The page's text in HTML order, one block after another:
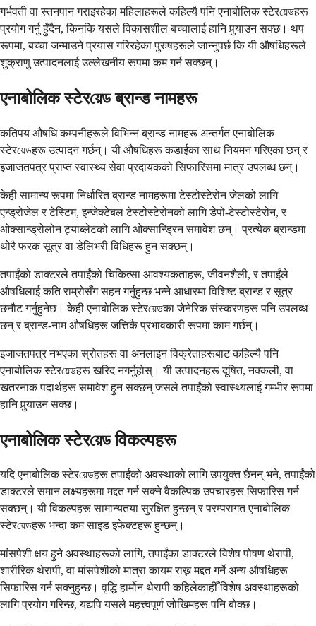
गर्भवती वा स्तनपान गराइरहेका महिलाहरूले कहिल्यै पनि एनाबोलिक स्टेरয়েডहरू
प्रयोग गर्नु हुँदैन, किनकि यसले विकासशील बच्चालाई हानि पुर्‍याउन सक्छ। थप
रूपमा, बच्चा जन्माउने प्रयास गरिरहेका पुरुषहरूले जान्नुपर्छ कि यी औषधिहरूले
शुक्राणु उत्पादनलाई उल्लेखनीय रूपमा कम गर्न सक्छन्।
एनाबोलिक स्टेरয়েড ब्रान्ड नामहरू
कतिपय औषधि कम्पनीहरूले विभिन्न ब्रान्ड नामहरू अन्तर्गत एनाबोलिक
स्टेरয়েডहरू उत्पादन गर्छन्। यी औषधिहरू कडाईका साथ नियमन गरिएका छन् र
इजाजतपत्र प्राप्त स्वास्थ्य सेवा प्रदायकको सिफारिसमा मात्र उपलब्ध छन्।
केही सामान्य रूपमा निर्धारित ब्रान्ड नामहरूमा टेस्टोस्टेरोन जेलको लागि
एन्ड्रोजेल र टेस्टिम, इन्जेक्टेबल टेस्टोस्टेरोनको लागि डेपो-टेस्टोस्टेरोन, र
ओक्सान्ड्रोलोन ट्याब्लेटको लागि ओक्सान्ड्रिन समावेश छन्। प्रत्येक ब्रान्डमा
थोरै फरक सूत्र वा डेलिभरी विधिहरू हुन सक्छन्।
तपाईंको डाक्टरले तपाईंको चिकित्सा आवश्यकताहरू, जीवनशैली, र तपाईंले
औषधिलाई कति राम्रोसँग सहन गर्नुहुन्छ भन्ने आधारमा विशिष्ट ब्रान्ड र सूत्र
छनौट गर्नुहुनेछ। केही एनाबोलिक स्टेरয়েডका जेनेरिक संस्करणहरू पनि उपलब्ध
छन् र ब्रान्ड-नाम औषधिहरू जत्तिकै प्रभावकारी रूपमा काम गर्छन्।
इजाजतपत्र नभएका स्रोतहरू वा अनलाइन विक्रेताहरूबाट कहिल्यै पनि
एनाबोलिक स्टेरয়েডहरू खरिद नगर्नुहोस्। यी उत्पादनहरू दूषित, नक्कली, वा
खतरनाक पदार्थहरू समावेश हुन सक्छन् जसले तपाईंको स्वास्थ्यलाई गम्भीर रूपमा
हानि पुर्‍याउन सक्छ।
एनाबोलिक स्टेरয়েড विकल्पहरू
यदि एनाबोलिक स्टेरয়েডहरू तपाईंको अवस्थाको लागि उपयुक्त छैनन् भने, तपाईंको
डाक्टरले समान लक्ष्यहरूमा मद्दत गर्न सक्ने वैकल्पिक उपचारहरू सिफारिस गर्न
सक्छन्। यी विकल्पहरू सामान्यतया सुरक्षित हुन्छन् र परम्परागत एनाबोलिक
स्टेरয়েডहरू भन्दा कम साइड इफेक्टहरू हुन्छन्।
मांसपेशी क्षय हुने अवस्थाहरूको लागि, तपाईंका डाक्टरले विशेष पोषण थेरापी,
शारीरिक थेरापी, वा मांसपेशीको मात्रा कायम राख्न मद्दत गर्ने अन्य औषधिहरू
सिफारिस गर्न सक्नुहुन्छ। वृद्धि हार्मोन थेरापी कहिलेकाहीँ विशेष अवस्थाहरूको
लागि प्रयोग गरिन्छ, यद्यपि यसले महत्त्वपूर्ण जोखिमहरू पनि बोक्छ।